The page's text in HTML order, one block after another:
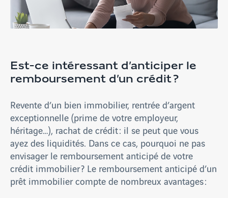
Est-ce intéressant d’anticiper le
remboursement d’un crédit ?
Revente d’un bien immobilier, rentrée d’argent
exceptionnelle (prime de votre employeur,
héritage…), rachat de crédit : il se peut que vous
ayez des liquidités. Dans ce cas, pourquoi ne pas
envisager le remboursement anticipé de votre
crédit immobilier ? Le remboursement anticipé d’un
prêt immobilier compte de nombreux avantages :